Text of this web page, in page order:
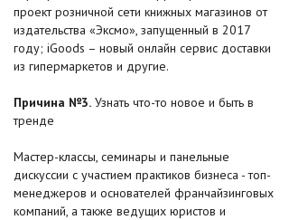
проект розничной сети книжных магазинов от
издательства «Эксмо», запущенный в 2017
году; iGoods – новый онлайн сервис доставки
из гипермаркетов и другие.
Причина №3. Узнать что-то новое и быть в
тренде
Мастер-классы, семинары и панельные
дискуссии с участием практиков бизнеса - топ-
менеджеров и основателей франчайзинговых
компаний, а также ведущих юристов и